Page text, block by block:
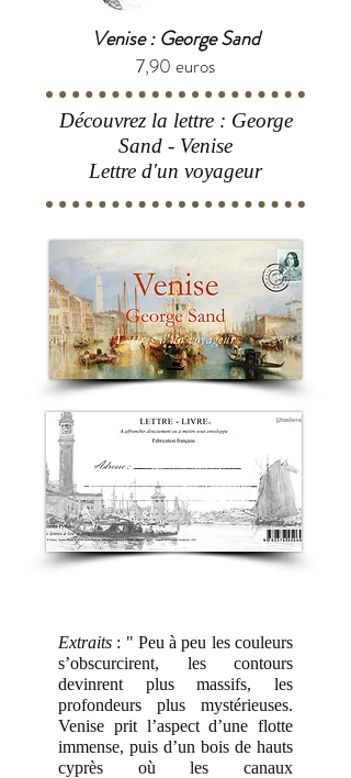
Venise : George Sand
7,90 euros
Découvrez la lettre : George
Sand - Venise
Lettre d'un voyageur
Extraits : " Peu à peu les couleurs
s’obscurcirent, les contours
devinrent plus massifs, les
profondeurs plus mystérieuses.
Venise prit l’aspect d’une flotte
immense, puis d’un bois de hauts
cyprès où les canaux